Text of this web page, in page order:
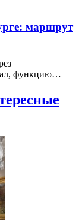
маршрут
функцию…